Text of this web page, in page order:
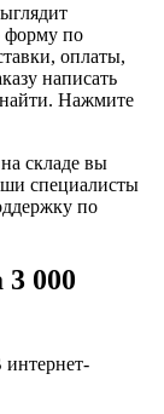
форму по
оплаты,
написать
Нажмите
складе вы
специалисты
по
000